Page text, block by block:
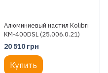
Алюминиевый настил Kolibri
KM-400DSL (25.006.0.21)
20 510 грн
Купить